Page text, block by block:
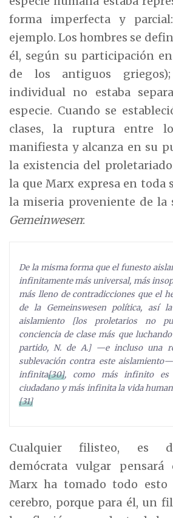
forma imperfecta y
ejemplo. Los hombres se
él, según su participación
de los antiguos
individual no estaba
especie. Cuando se
clases, la ruptura entre
manifiesta y alcanza en su
la existencia del
la que Marx expresa en toda
la miseria proveniente de la
Gemeinwesen:
De la misma forma que el funesto
infinitamente más universal, más
más lleno de contradicciones que el
de la Gemeinswesen política, así
aislamiento [los proletarios no
conciencia de clase más que
partido, N. de A.] —e incluso una
sublevación contra este
infinita[30], como más infinito es
ciudadano y más infinita la vida
[31]
Cualquier filisteo, es
demócrata vulgar
Marx ha tomado todo esto
cerebro, porque para él, un